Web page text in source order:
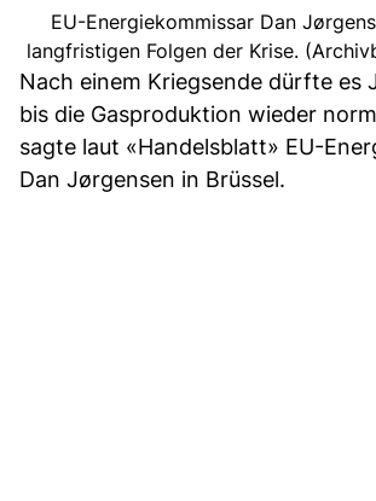
EU-Energiekommissar Dan
langfristigen Folgen der Krise.
Nach einem Kriegsende dürfte es
bis die Gasproduktion wieder
sagte laut «Handelsblatt» EU-
Dan Jørgensen in Brüssel.